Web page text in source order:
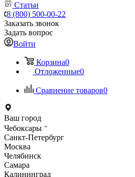
Статьи
8 (800) 500-00-22
Заказать звонок
Задать вопрос
Войти
Корзина0
Отложенные0
Сравнение товаров0
Ваш город
Чебоксары
Санкт-Петербург
Москва
Челябинск
Самара
Калининград